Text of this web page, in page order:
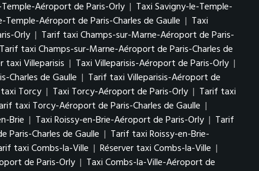
Aéroport de Paris-Orly | Taxi Savigny-le-Temple-
Temple-Aéroport de Paris-Charles de Gaulle | Taxi
Orly | Tarif taxi Champs-sur-Marne-Aéroport de Paris-
Tarif taxi Champs-sur-Marne-Aéroport de Paris-Charles de
taxi Villeparisis | Taxi Villeparisis-Aéroport de Paris-Orly |
Charles de Gaulle | Tarif taxi Villeparisis-Aéroport de
Torcy | Taxi Torcy-Aéroport de Paris-Orly | Tarif taxi
taxi Torcy-Aéroport de Paris-Charles de Gaulle |
Brie | Taxi Roissy-en-Brie-Aéroport de Paris-Orly | Tarif
Paris-Charles de Gaulle | Tarif taxi Roissy-en-Brie-
taxi Combs-la-Ville | Réserver taxi Combs-la-Ville |
de Paris-Orly | Taxi Combs-la-Ville-Aéroport de